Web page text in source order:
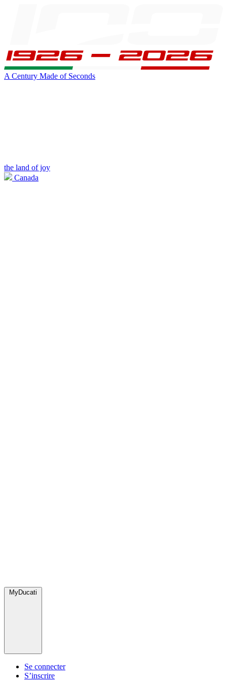
A Century Made of Seconds
the land of joy
Canada
MyDucati
Se connecter
S’inscrire